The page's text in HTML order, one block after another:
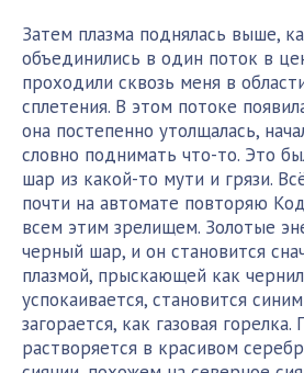
Затем плазма поднялась выше,
объединились в один поток в
проходили сквозь меня в
сплетения. В этом потоке
она постепенно утолщалась,
словно поднимать что-то. Это
шар из какой-то мути и грязи.
почти на автомате повторяю
всем этим зрелищем. Золотые
черный шар, и он становится
плазмой, прыскающей как
успокаивается, становится
загорается, как газовая
растворяется в красивом